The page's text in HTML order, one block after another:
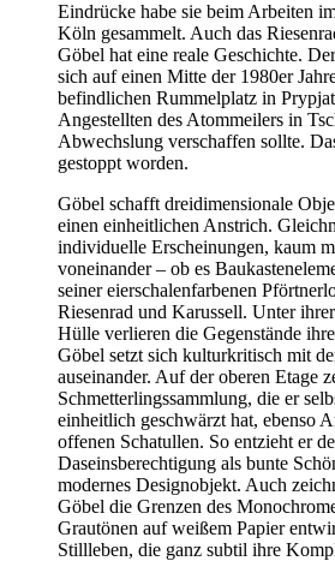
Eindrücke habe sie beim Arbeiten
Köln gesammelt. Auch das
Göbel hat eine reale Geschichte.
sich auf einen Mitte der 1980er
befindlichen Rummelplatz in
Angestellten des Atommeilers in
Abwechslung verschaffen sollte.
gestoppt worden.
Göbel schafft dreidimensionale
einen einheitlichen Anstrich.
individuelle Erscheinungen, kaum
voneinander – ob es
seiner eierschalenfarbenen
Riesenrad und Karussell. Unter
Hülle verlieren die Gegenstände
Göbel setzt sich kulturkritisch mit
auseinander. Auf der oberen Etage
Schmetterlingssammlung, die er
einheitlich geschwärzt hat, ebenso
offenen Schatullen. So entzieht er
Daseinsberechtigung als bunte
modernes Designobjekt. Auch
Göbel die Grenzen des
Grautönen auf weißem Papier
Stillleben, die ganz subtil ihre